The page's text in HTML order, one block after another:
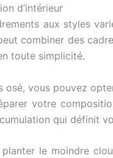
d’intérieur
aux styles
combiner des
toute simplicité.
osé, vous pouvez
votre
qui définit
le moindre